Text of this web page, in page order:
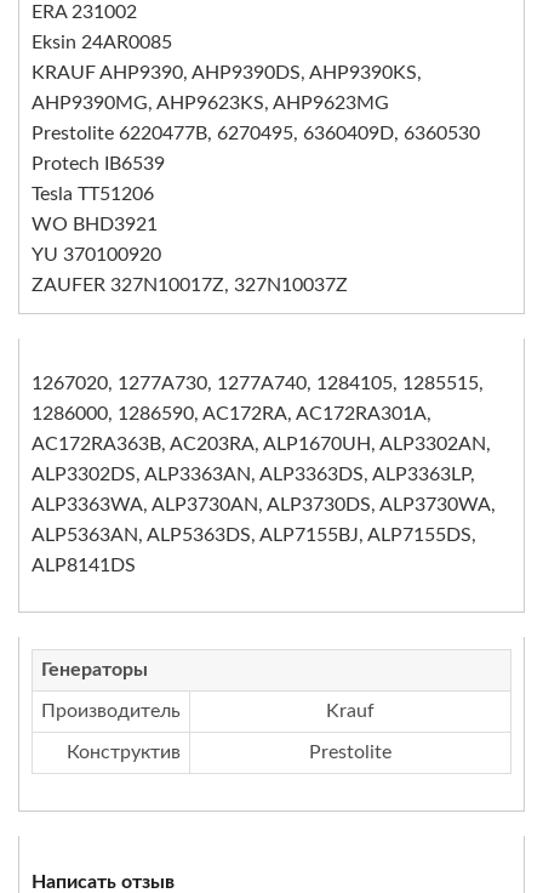
ERA 231002
Eksin 24AR0085
KRAUF AHP9390, AHP9390DS, AHP9390KS,
AHP9390MG, AHP9623KS, AHP9623MG
Prestolite 6220477B, 6270495, 6360409D, 6360530
Protech IB6539
Tesla TT51206
WO BHD3921
YU 370100920
ZAUFER 327N10017Z, 327N10037Z
1267020, 1277A730, 1277A740, 1284105, 1285515,
1286000, 1286590, AC172RA, AC172RA301A,
AC172RA363B, AC203RA, ALP1670UH, ALP3302AN,
ALP3302DS, ALP3363AN, ALP3363DS, ALP3363LP,
ALP3363WA, ALP3730AN, ALP3730DS, ALP3730WA,
ALP5363AN, ALP5363DS, ALP7155BJ, ALP7155DS,
ALP8141DS
Генераторы
Производитель Krauf
Конструктив Prestolite
Написать отзыв